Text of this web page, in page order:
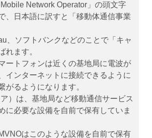
Network Operator」の頭文字
、日本語に訳すと「移動体通信事業
、ソフトバンクなどのことで「キャ
れます。
ートフォンは近くの基地局に電波が
インターネットに接続できるように
がるようになります。
）は、基地局など移動通信サービス
に必要な設備を自前で保有していま
はこのような設備を自前で保有